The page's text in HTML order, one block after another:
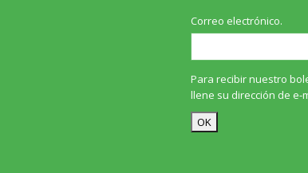
Correo electrónico.
Para recibir nuestro
llene su dirección de e-